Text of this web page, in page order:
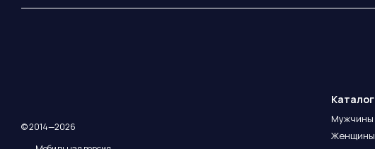
© 2014—2026
Каталог
Мужчины
Женщины